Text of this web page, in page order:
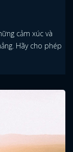
cảm xúc và
Hãy cho phép